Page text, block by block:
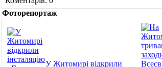
Фоторепортаж
У Житомирі відкрили